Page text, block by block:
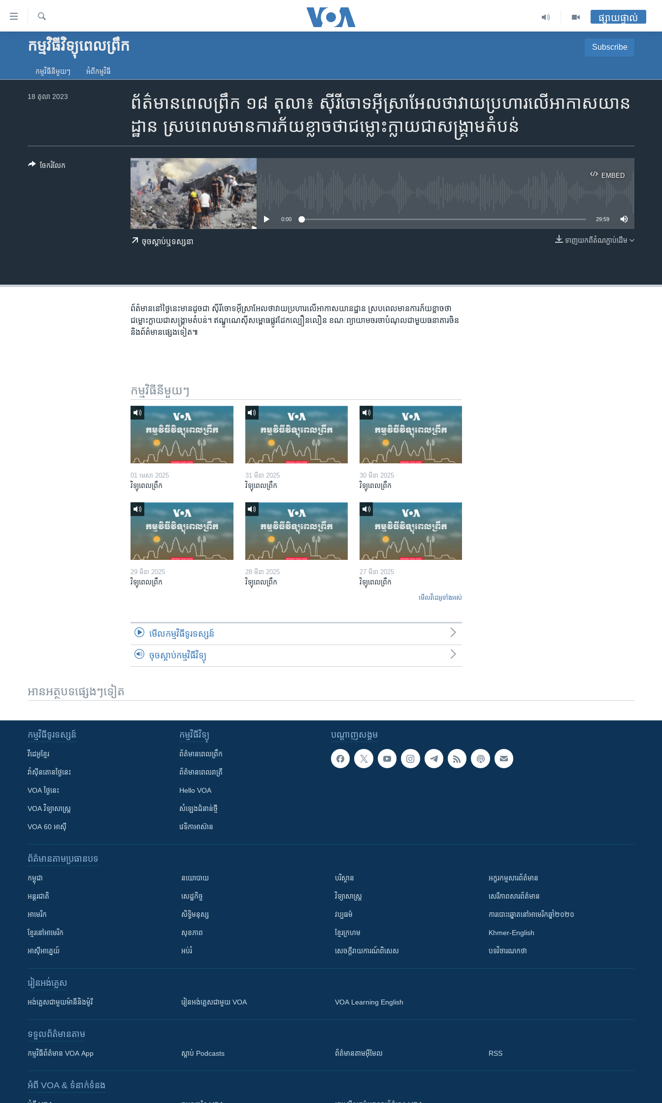
ទៅ​
គេហទំព័រ​
ទាក់ទង
និង​អាមេរិក
ទូរទស្សន៍ / វីដេអូ​
រក
ផ្សាយផ្ទាល់
កម្មវិធីវិទ្យុពេលព្រឹក Subscribe
Apple Podcasts
កម្មវិធី​នីមួយៗ អំពី​កម្មវិធី​
ព័ត៌មានពេលព្រឹក ១៨ តុលា៖ ស៊ីរី​ចោទ​អ៊ីស្រាអែល​ថា​វាយ​ប្រហារ​លើ​អាកាស​យាន
ដ្ឋាន ស្រប​ពេល​មាន​ការ​ភ័យ​ខ្លាច​ថា​ជម្លោះក្លាយ​ជា​សង្គ្រាម​តំបន់
18 តុលា 2023
EMBED
EMBED
0:00 29:59
ទាញ​យក​ពី​តំណភ្ជាប់​ដើម
ចុច​​ស្តាប់​ឬ​ទស្សនា
ចែករំលែក
ព័ត៌មាន​នៅ​ថ្ងៃនេះ​មាន​ដូចជា ស៊ីរី​ចោទ​អ៊ីស្រាអែល​ថា​វាយ​ប្រហារ​លើ​អាកាស​យានដ្ឋាន ស្រប​ពេល​មាន​ការ​ភ័យ​ខ្លាច​ថា​
ជម្លោះក្លាយ​ជា​សង្គ្រាម​តំបន់។ ឥណ្ឌូណេស៊ី​សម្ពោធ​​ផ្លូវដែក​ល្បឿនលឿន​ ខណៈ​​ព្យាយាម​ចរចា​បំណុល​ជាមួយ​ធនាគារ​ចិន
និង​ព័ត៌មាន​ផ្សេងទៀត៕
កម្មវិធី​នីមួយៗ
01 មេសា 2025
វិទ្យុពេលព្រឹក
31 មីនា 2025
វិទ្យុពេលព្រឹក
30 មីនា 2025
វិទ្យុពេលព្រឹក
29 មីនា 2025
វិទ្យុពេលព្រឹក
28 មីនា 2025
វិទ្យុពេលព្រឹក
27 មីនា 2025
វិទ្យុពេលព្រឹក
មើល​វីដេអូ​ទាំង​អស់
មើល​កម្មវិធី​ទូរទស្សន៍
ចុចស្តាប់កម្មវិធីវិទ្យុ
អានអត្ថបទផ្សេងៗទៀត
បណ្តាញ​សង្គម
កម្មវិធី​ទូរទស្សន៍
វីដេអូ​ខ្មែរ
វ៉ាស៊ីនតោន​ថ្ងៃ​នេះ
VOA ថ្ងៃនេះ
VOA ​វិទ្យាសាស្ត្រ
VOA 60 អាស៊ី
កម្មវិធី​វិទ្យុ
ព័ត៌មាន​ពេល​ព្រឹក
ព័ត៌មាន​​ពេល​រាត្រី
Hello VOA
សំឡេង​ជំនាន់​ថ្មី
វេទិកា​អាស៊ាន
ព័ត៌មាន​តាមប្រធានបទ​
កម្ពុជា
អន្តរជាតិ
អាមេរិក
ខ្មែរ​នៅអាមេរិក
អាស៊ីអាគ្នេយ៍
នយោបាយ
សេដ្ឋកិច្ច
សិទ្ធិមនុស្ស
សុខភាព
អប់រំ
បរិស្ថាន
វិទ្យាសាស្រ្ត
វប្បធម៌
ខ្មែរក្រហម
សេចក្តីរាយការណ៍ពិសេស
អក្ខរកម្មសារព័ត៌មាន
សេរីភាពសារព័ត៌មាន
ការបោះឆ្នោតនៅអាមេរិកឆ្នាំ២០២០
Khmer-English
បទវិចារណកថា
រៀន​​អង់គ្លេស
អង់គ្លេស​ជាមួយ​ម៉ានី​និង​ម៉ូរី រៀន​​​​​​អង់គ្លេស​​ជាមួយ VOA VOA Learning English
ទទួល​ព័ត៌មាន​តាម
កម្មវិធី​ព័ត៌មាន VOA App ស្តាប់ Podcasts ព័ត៌មាន​តាម​អ៊ីមែល RSS
អំពី​ VOA & ទំនាក់ទំនង